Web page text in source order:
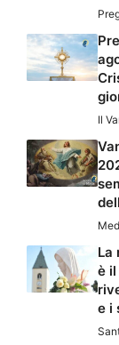
Il
La
è il
e i